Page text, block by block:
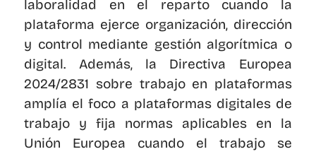
laboralidad en el reparto cuando la
plataforma ejerce organización, dirección
y control mediante gestión algorítmica o
digital. Además, la Directiva Europea
2024/2831 sobre trabajo en plataformas
amplía el foco a plataformas digitales de
trabajo y fija normas aplicables en la
Unión Europea cuando el trabajo se